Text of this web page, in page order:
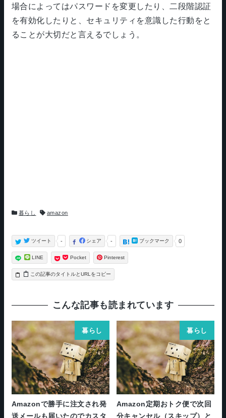
場合によってはパスワードを変更したり、二段階認証
を有効化したりと、セキュリティを意識した行動をと
ることが大切だと言えるでしょう。
カ
ー
暮らし
タ
グ
amazon
-
シェア
-
ツイート 0
ブックマーク
LINE Pocket Pinterest
タイトルとURLをコピー
こんな記事も読まれています
暮らし
Amazonで勝手に注文され発
送メールも届いたのでカスタ
暮らし
Amazon定期おトク便で次回
分キャンセル（スキップ）と